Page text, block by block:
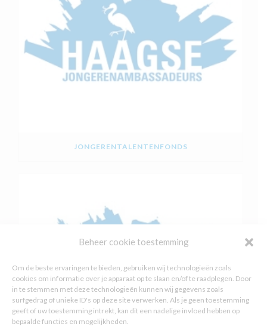
Beheer cookie toestemming
Om de beste ervaringen te bieden, gebruiken wij technologieën zoals
cookies om informatie over je apparaat op te slaan en/of te raadplegen. Door
in te stemmen met deze technologieën kunnen wij gegevens zoals
surfgedrag of unieke ID's op deze site verwerken. Als je geen toestemming
geeft of uw toestemming intrekt, kan dit een nadelige invloed hebben op
bepaalde functies en mogelijkheden.
JONGERENTALENTENFONDS